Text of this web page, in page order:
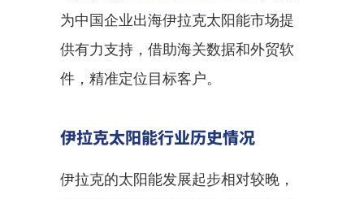
为中国企业出海伊拉克太阳能市场提
供有力支持，借助海关数据和外贸软
件，精准定位目标客户。
伊拉克太阳能行业历史情况
伊拉克的太阳能发展起步相对较晚，